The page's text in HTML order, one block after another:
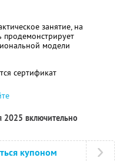
занятие, на
продемонстрирует
модели
сертификат
2025 включительно
купоном